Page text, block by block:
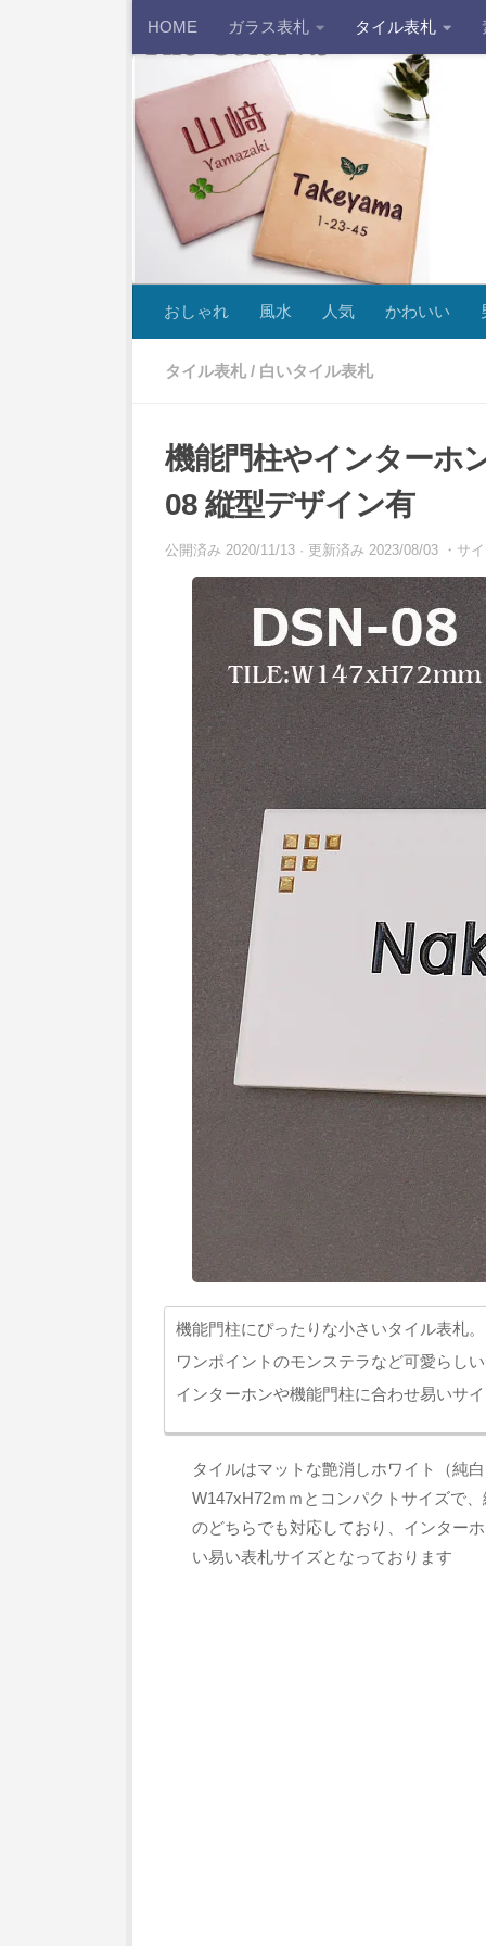
コンテンツへスキップ
HOME ガラス表札 タイル表札
おしゃれ 風水 人気 かわいい
タイル表札 / 白いタイル表札
機能門柱やインターホ
08 縦型デザイン有
公開済み 2020/11/13 · 更新済み 2023/08/03 ・サ
機能門柱にぴったりな小さいタイル表札
ワンポイントのモンステラなど可愛らし
インターホンや機能門柱に合わせ易いサ
タイルはマットな艶消しホワイト（純
W147xH72ｍｍとコンパクトサイズで
のどちらでも対応しており、インター
い易い表札サイズとなっております